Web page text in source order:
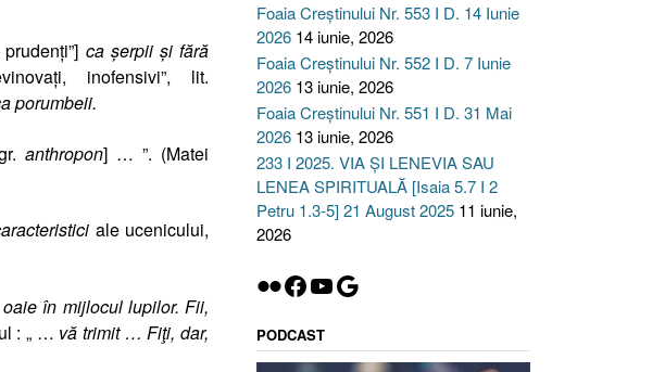
] ca şerpii şi fără
inofensivi”, lit.
porumbeii.
anthropon] … ”. (Matei
ale ucenicului,
în mijlocul lupilor. Fii,
: „ … vă trimit … Fiţi, dar,
Foaia Creștinului Nr. 553 I D. 14 Iunie
2026 14 iunie, 2026
Foaia Creștinului Nr. 552 I D. 7 Iunie
2026 13 iunie, 2026
Foaia Creștinului Nr. 551 I D. 31 Mai
2026 13 iunie, 2026
233 I 2025. VIA ȘI LENEVIA SAU
LENEA SPIRITUALĂ [Isaia 5.7 I 2
Petru 1.3-5] 21 August 2025 11 iunie,
2026
Flickr
Facebook
YouTube
Google
PODCAST